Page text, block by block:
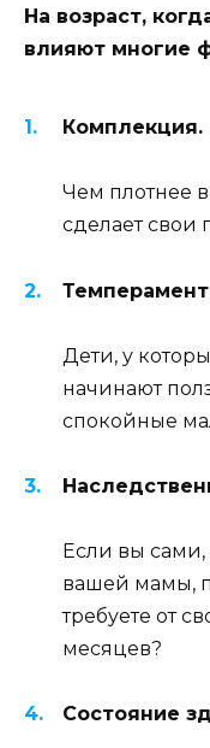
На возраст,
влияют многие
Комплекция.
Чем плотнее
сделает свои
Дети, у
начинают
спокойные
Если вы
вашей мамы,
требуете от
месяцев?
Состояние